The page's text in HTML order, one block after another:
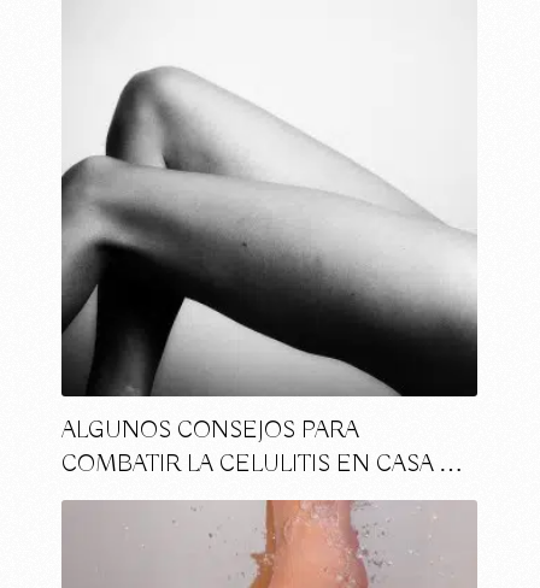
ALGUNOS CONSEJOS PARA
COMBATIR LA CELULITIS EN CASA …